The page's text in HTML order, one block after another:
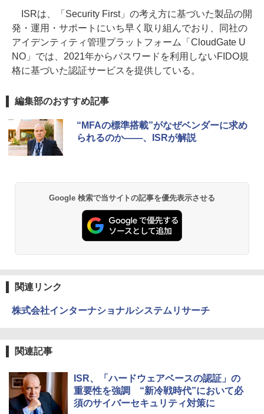
ISRは、「Security First」の考え方に基づいた製品の開
発・運用・サポートにいち早く取り組んでおり、同社の
アイデンティティ管理プラットフォーム「CloudGate U
NO」では、2021年からパスワードを利用しないFIDO規
格に基づいた認証サービスを提供している。
編集部のおすすめ記事
“MFAの標準搭載”がなぜベンダーに求め
られるのか――、ISRが解説
Google 検索で当サイトの記事を優先表示させる
関連リンク
株式会社インターナショナルシステムリサーチ
関連記事
ISR、「ハードウェアベースの認証」の
重要性を強調 “新冷戦時代”において必
須のサイバーセキュリティ対策に